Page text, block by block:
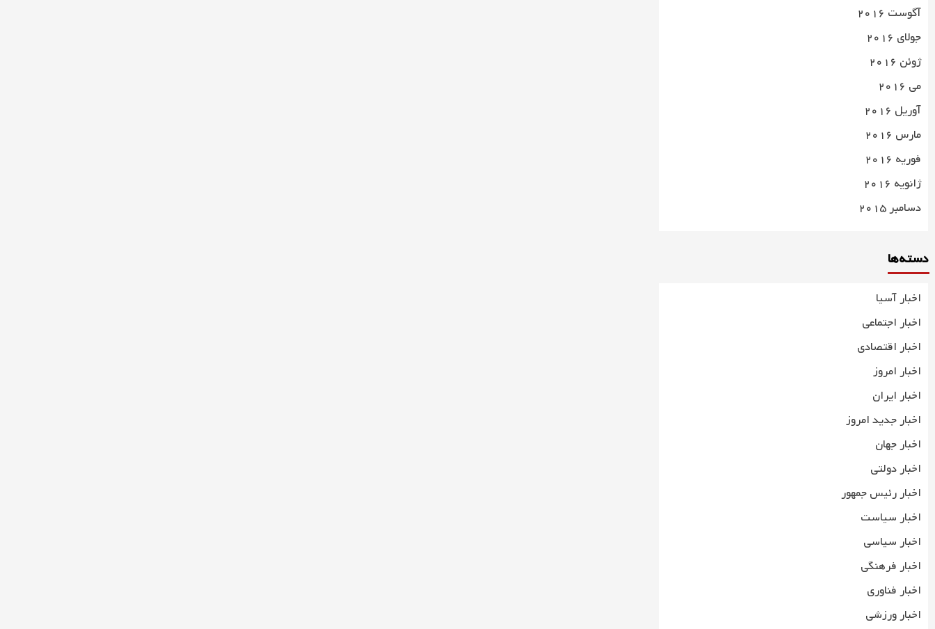
آگوست 2016
جولای 2016
ژوئن 2016
می 2016
آوریل 2016
مارس 2016
فوریه 2016
ژانویه 2016
دسامبر 2015
دسته‌ها
اخبار آسیا
اخبار اجتماعی
اخبار اقتصادی
اخبار امروز
اخبار ایران
اخبار جدید امروز
اخبار جهان
اخبار دولتی
اخبار رئیس جمهور
اخبار سیاست
اخبار سیاسی
اخبار فرهنگی
اخبار فناوری
اخبار ورزشی